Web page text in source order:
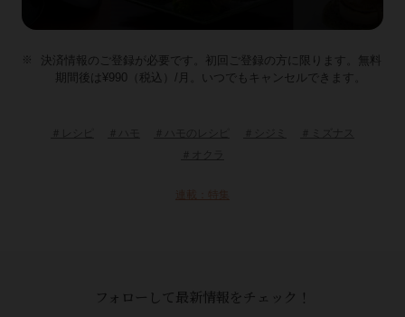
決済情報のご登録が必要です。初回ご登録の方に限ります。無料
期間後は¥990（税込）/月。いつでもキャンセルできます。
連載：特集
フォローして最新情報をチェック！